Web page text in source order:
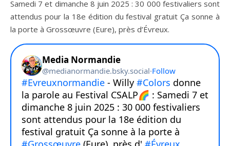
Samedi 7 et dimanche 8 juin 2025 : 30 000 festivaliers sont
attendus pour la 18e édition du festival gratuit Ça sonne à
la porte à Grossœuvre (Eure), près d’Évreux.